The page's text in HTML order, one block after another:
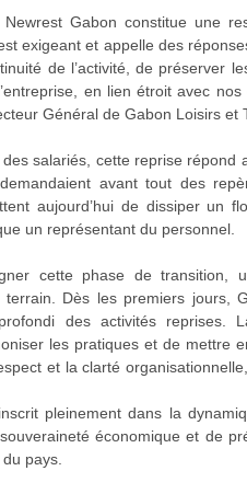
Gabon constitue une
exigeant et appelle des
de l’activité, de préserver
en lien étroit avec
Général de Gabon Loisirs et
salariés, cette reprise répond
avant tout des
aujourd’hui de dissiper un
un représentant du personnel.
cette phase de transition,
Dès les premiers jours,
des activités reprises.
les pratiques et de mettre
et la clarté
pleinement dans la
économique et de
pays.